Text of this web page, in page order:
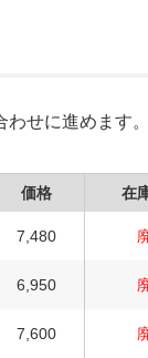
せに進めます。
価格 在
7,480
6,950
7,600